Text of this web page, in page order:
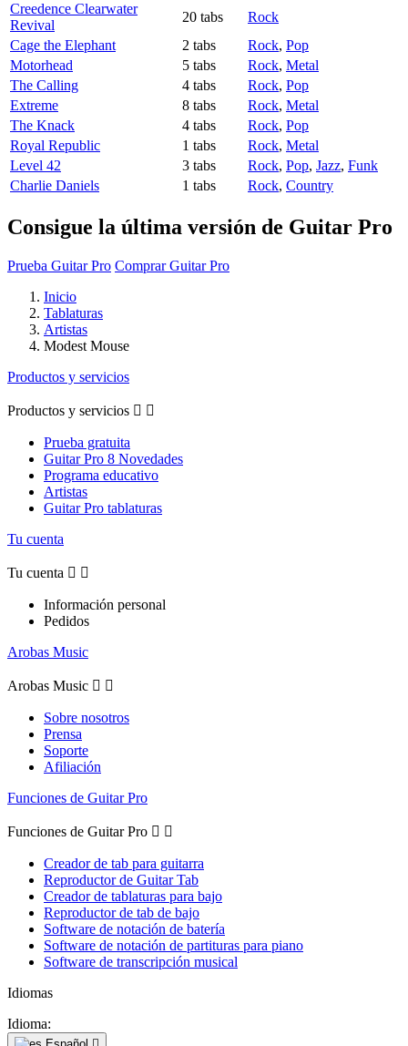
Creedence Clearwater
Revival
20 tabs
Rock
Cage the Elephant
2 tabs Rock, Pop
Motorhead
5 tabs Rock, Metal
The Calling
4 tabs Rock, Pop
Extreme
8 tabs Rock, Metal
The Knack
4 tabs Rock, Pop
Royal Republic
1 tabs Rock, Metal
Level 42
3 tabs Rock, Pop, Jazz, Funk
Charlie Daniels
1 tabs Rock, Country
Consigue la última versión de Guitar Pro
Prueba Guitar Pro Comprar Guitar Pro
Inicio
Tablaturas
Artistas
Modest Mouse
Productos y servicios
Productos y servicios  
Prueba gratuita
Guitar Pro 8 Novedades
Programa educativo
Artistas
Guitar Pro tablaturas
Tu cuenta
Tu cuenta  
Información personal
Pedidos
Arobas Music
Arobas Music  
Sobre nosotros
Prensa
Soporte
Afiliación
Funciones de Guitar Pro
Funciones de Guitar Pro  
Creador de tab para guitarra
Reproductor de Guitar Tab
Creador de tablaturas para bajo
Reproductor de tab de bajo
Software de notación de batería
Software de notación de partituras para piano
Software de transcripción musical
Idiomas
Idioma: